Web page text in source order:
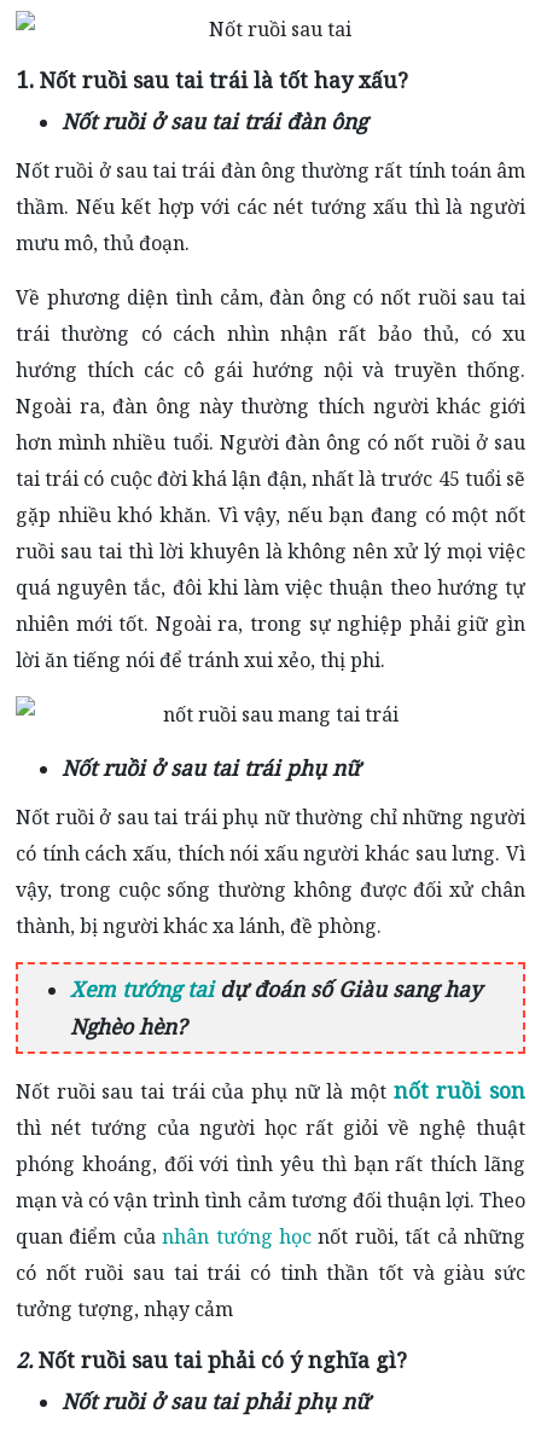
1. Nốt ruồi sau tai trái là tốt hay xấu?
Nốt ruồi ở sau tai trái đàn ông
Nốt ruồi ở sau tai trái đàn ông thường rất tính toán âm
thầm. Nếu kết hợp với các nét tướng xấu thì là người
mưu mô, thủ đoạn.
Về phương diện tình cảm, đàn ông có nốt ruồi sau tai
trái thường có cách nhìn nhận rất bảo thủ, có xu
hướng thích các cô gái hướng nội và truyền thống.
Ngoài ra, đàn ông này thường thích người khác giới
hơn mình nhiều tuổi. Người đàn ông có nốt ruồi ở sau
tai trái có cuộc đời khá lận đận, nhất là trước 45 tuổi sẽ
gặp nhiều khó khăn. Vì vậy, nếu bạn đang có một nốt
ruồi sau tai thì lời khuyên là không nên xử lý mọi việc
quá nguyên tắc, đôi khi làm việc thuận theo hướng tự
nhiên mới tốt. Ngoài ra, trong sự nghiệp phải giữ gìn
lời ăn tiếng nói để tránh xui xẻo, thị phi.
Nốt ruồi ở sau tai trái phụ nữ
Nốt ruồi ở sau tai trái phụ nữ thường chỉ những người
có tính cách xấu, thích nói xấu người khác sau lưng. Vì
vậy, trong cuộc sống thường không được đối xử chân
thành, bị người khác xa lánh, đề phòng.
Xem tướng taidự đoán số Giàu sang hay
Nghèo hèn?
Nốt ruồi sau tai trái của phụ nữ là một nốt ruồi son
thì nét tướng của người học rất giỏi về nghệ thuật
phóng khoáng, đối với tình yêu thì bạn rất thích lãng
mạn và có vận trình tình cảm tương đối thuận lợi. Theo
quan điểm củanhân tướng học nốt ruồi, tất cả những
có nốt ruồi sau tai trái có tinh thần tốt và giàu sức
tưởng tượng, nhạy cảm
2.Nốt ruồi sau tai phải có ý nghĩa gì?
Nốt ruồi ở sau tai phải phụ nữ